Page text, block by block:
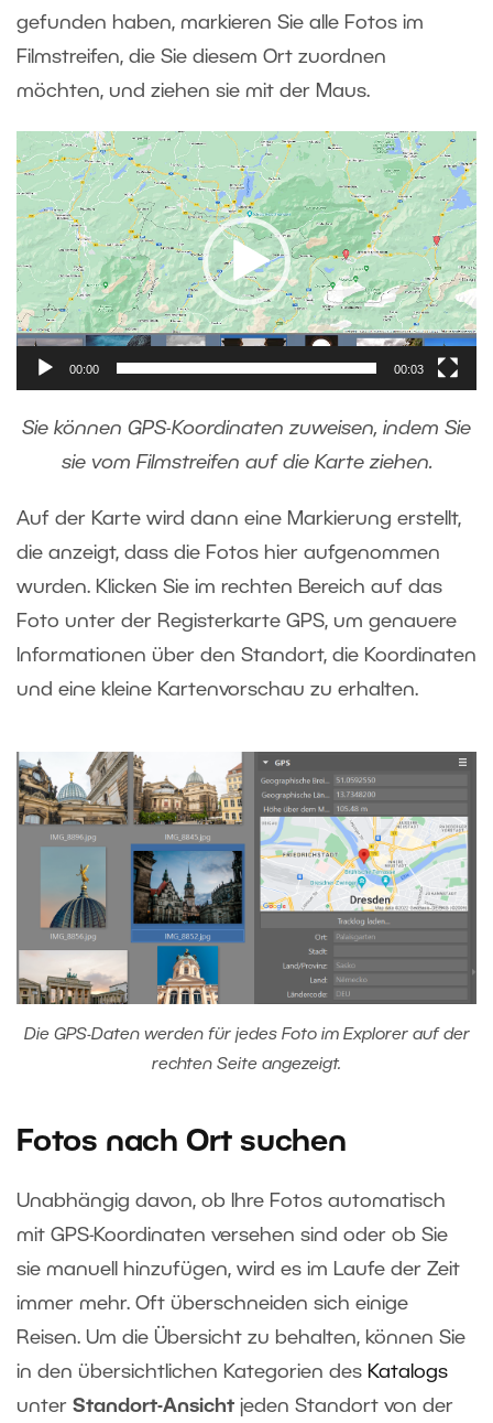
gefunden haben, markieren Sie alle Fotos im
Filmstreifen, die Sie diesem Ort zuordnen
möchten, und ziehen sie mit der Maus.
Video-
Player
00:00 00:03
Sie können GPS-Koordinaten zuweisen, indem Sie
sie vom Filmstreifen auf die Karte ziehen.
Auf der Karte wird dann eine Markierung erstellt,
die anzeigt, dass die Fotos hier aufgenommen
wurden. Klicken Sie im rechten Bereich auf das
Foto unter der Registerkarte GPS, um genauere
Informationen über den Standort, die Koordinaten
und eine kleine Kartenvorschau zu erhalten.
Die GPS-Daten werden für jedes Foto im Explorer auf der
rechten Seite angezeigt.
Fotos nach Ort suchen
Unabhängig davon, ob Ihre Fotos automatisch
mit GPS-Koordinaten versehen sind oder ob Sie
sie manuell hinzufügen, wird es im Laufe der Zeit
immer mehr. Oft überschneiden sich einige
Reisen. Um die Übersicht zu behalten, können Sie
in den übersichtlichen Kategorien des Katalogs
unter Standort-Ansicht jeden Standort von der